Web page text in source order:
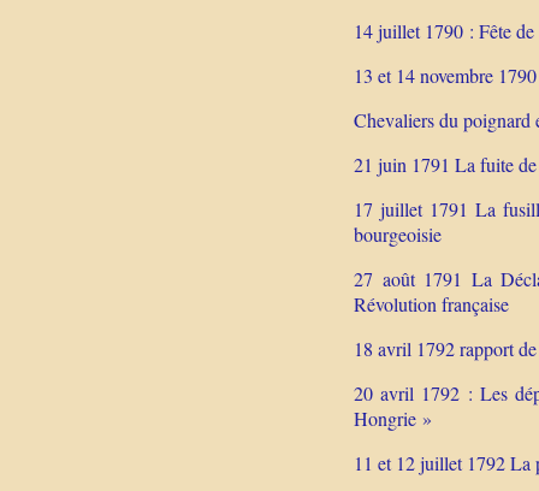
14 juillet 1790 : Fête
13 et 14 novembre
Chevaliers du poignard
21 juin 1791 La fuite
17 juillet 1791 La
bourgeoisie
27 août 1791 La
Révolution française
18 avril 1792 rapport
20 avril 1792 : Les
Hongrie »
11 et 12 juillet 1792 La